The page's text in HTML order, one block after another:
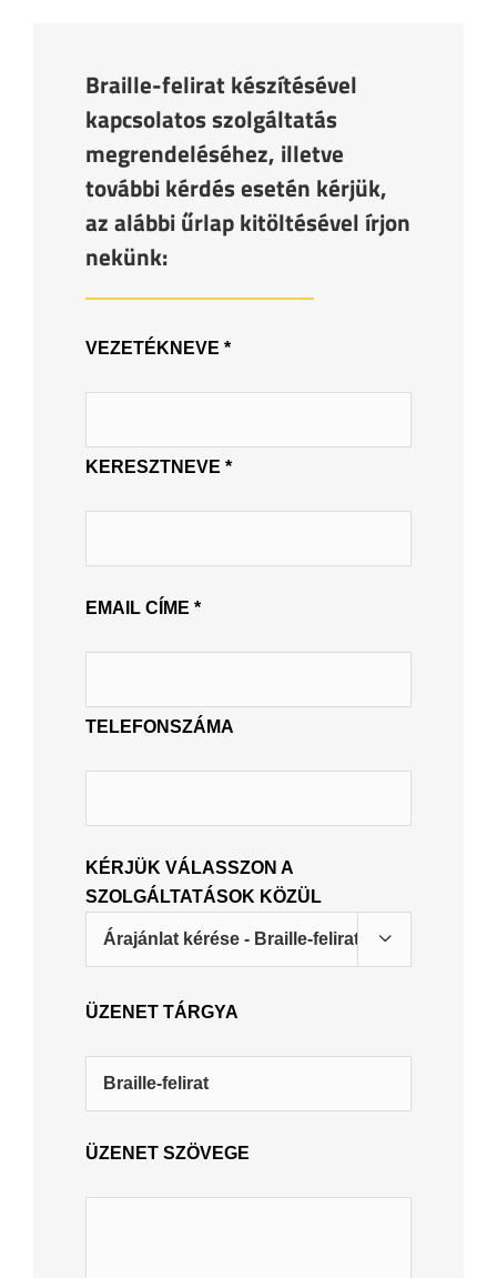
Braille-felirat készítésével
kapcsolatos szolgáltatás
megrendeléséhez, illetve
további kérdés esetén kérjük,
az alábbi űrlap kitöltésével írjon
nekünk:
VEZETÉKNEVE *
KERESZTNEVE *
EMAIL CÍME *
TELEFONSZÁMA
KÉRJÜK VÁLASSZON A
SZOLGÁLTATÁSOK KÖZÜL

ÜZENET TÁRGYA
ÜZENET SZÖVEGE